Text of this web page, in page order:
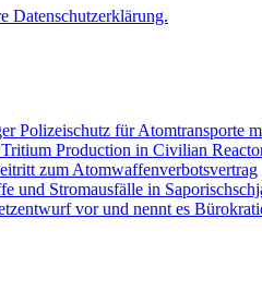
Datenschutzerklärung.
Polizeischutz für Atomtransporte
Production in Civilian
zum Atomwaffenverbotsvertrag
und Stromausfälle in
vor und nennt es